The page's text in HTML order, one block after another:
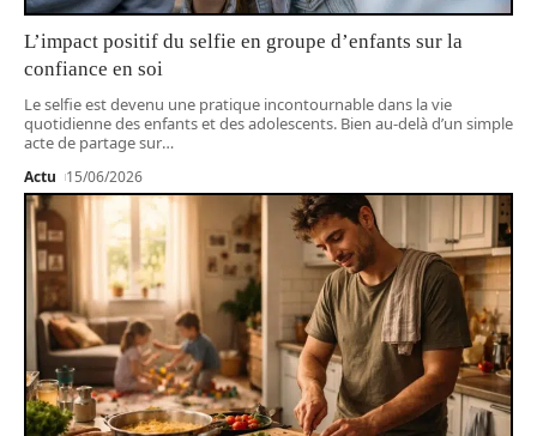
L’impact positif du selfie en groupe d’enfants sur la
confiance en soi
Le selfie est devenu une pratique incontournable dans la vie
quotidienne des enfants et des adolescents. Bien au-delà d’un simple
acte de partage sur…
Actu 15/06/2026